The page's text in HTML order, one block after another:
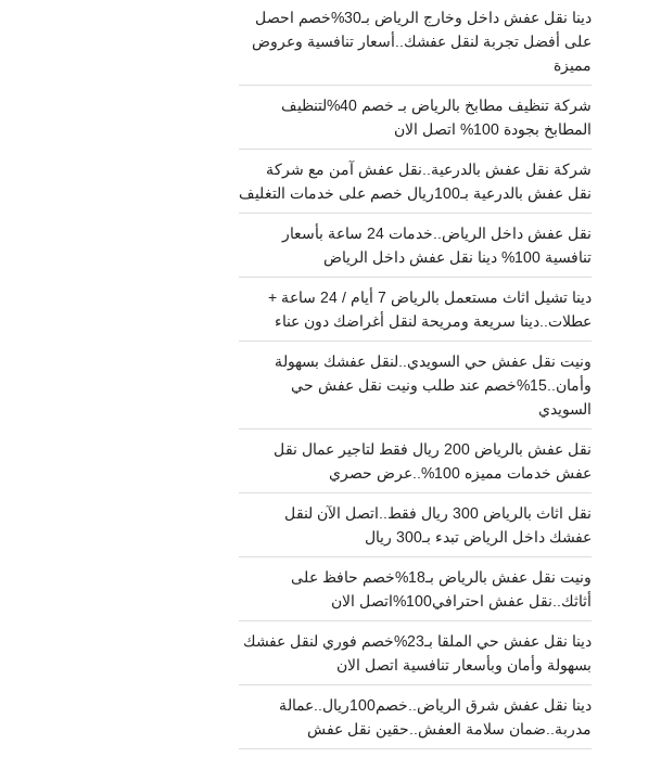
دينا نقل عفش داخل وخارج الرياض بـ30%خصم احصل
على أفضل تجربة لنقل عفشك..أسعار تنافسية وعروض
مميزة
شركة تنظيف مطابخ بالرياض بـ خصم 40%لتنظيف
المطابخ بجودة 100% اتصل الان
شركة نقل عفش بالدرعية..نقل عفش آمن مع شركة
نقل عفش بالدرعية بـ100ريال خصم على خدمات التغليف
نقل عفش داخل الرياض..خدمات 24 ساعة بأسعار
تنافسية 100% دينا نقل عفش داخل الرياض
دينا تشيل اثاث مستعمل بالرياض 7 أيام / 24 ساعة +
عطلات..دينا سريعة ومريحة لنقل أغراضك دون عناء
ونيت نقل عفش حي السويدي..لنقل عفشك بسهولة
وأمان..15%خصم عند طلب ونيت نقل عفش حي
السويدي
نقل عفش بالرياض 200 ريال فقط لتاجير عمال نقل
عفش خدمات مميزه 100%..عرض حصري
نقل اثاث بالرياض 300 ريال فقط..اتصل الآن لنقل
عفشك داخل الرياض تبدء بـ300 ريال
ونيت نقل عفش بالرياض بـ18%خصم حافظ على
أثاثك..نقل عفش احترافي100%اتصل الان
دينا نقل عفش حي الملقا بـ23%خصم فوري لنقل عفشك
بسهولة وأمان وبأسعار تنافسية اتصل الان
دينا نقل عفش شرق الرياض..خصم100ريال..عمالة
مدربة..ضمان سلامة العفش..حقين نقل عفش